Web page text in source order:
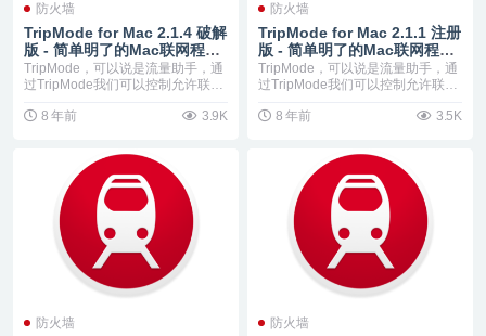
防火墙
TripMode for Mac 2.1.4 破解
版 - 简单明了的Mac联网程序
控制软件
TripMode，可以说是流量助手，通
过TripMode我们可以控制允许联网
8 年前
3.9K
防火墙
TripMode for Mac 2.1.1 注册
版 - 简单明了的Mac联网程序
控制软件
TripMode，可以说是流量助手，通
过TripMode我们可以控制允许联网
8 年前
3.5K
防火墙 防火墙